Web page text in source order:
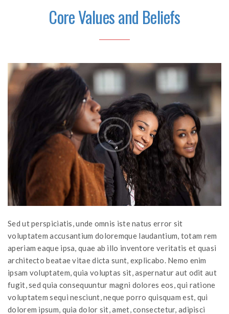
Core Values and Beliefs
Sed ut perspiciatis, unde omnis iste natus error sit
voluptatem accusantium doloremque laudantium, totam rem
aperiam eaque ipsa, quae ab illo inventore veritatis et quasi
architecto beatae vitae dicta sunt, explicabo. Nemo enim
ipsam voluptatem, quia voluptas sit, aspernatur aut odit aut
fugit, sed quia consequuntur magni dolores eos, qui ratione
voluptatem sequi nesciunt, neque porro quisquam est, qui
dolorem ipsum, quia dolor sit, amet, consectetur, adipisci